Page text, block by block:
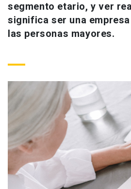
Estudiantes
Académicos
Personal
launch
Padres y familia
Vecinos launch
ACCESOS DIRECTOS
Admisión launch
Mi Portal UC launch
Biblioteca launch
Donaciones launch
segmento etario, y ver
significa ser una
las personas mayores.